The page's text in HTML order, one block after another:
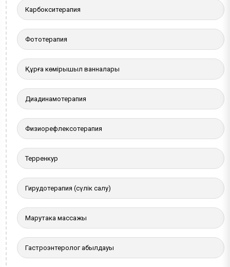
Карбокситерапия
Фототерапия
Құрғақ көмірқышқыл ванналары
Диадинамотерапия
Физиорефлексотерапия
Терренкур
Гирудотерапия (сүлік салу)
Марутака массажы
Гастроэнтеролог қабылдауы